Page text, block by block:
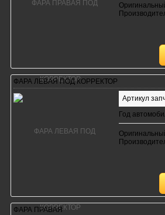
ФАРА ЛЕВАЯ ПОД КОРРЕКТОР
Артикул
Год
ФАРА ПРАВАЯ